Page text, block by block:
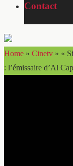
Contact
Home » Cinetv » «
: l’émissaire d’Al